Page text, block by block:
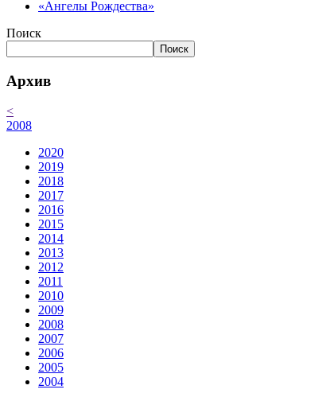
«Ангелы Рождества»
Поиск
Поиск
Архив
<
2008
2020
2019
2018
2017
2016
2015
2014
2013
2012
2011
2010
2009
2008
2007
2006
2005
2004